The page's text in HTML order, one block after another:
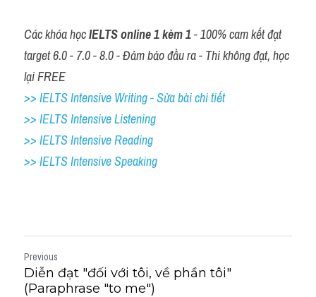
Các khóa học IELTS online 1 kèm 1 - 100% cam kết đạt
target 6.0 - 7.0 - 8.0 - Đảm bảo đầu ra - Thi không đạt, học
lại FREE
>> IELTS Intensive Writing - Sửa bài chi tiết
>> IELTS Intensive Listening
>> IELTS Intensive Reading
>> IELTS Intensive Speaking
Previous
Diễn đạt "đối với tôi, về phần tôi"
(Paraphrase "to me")